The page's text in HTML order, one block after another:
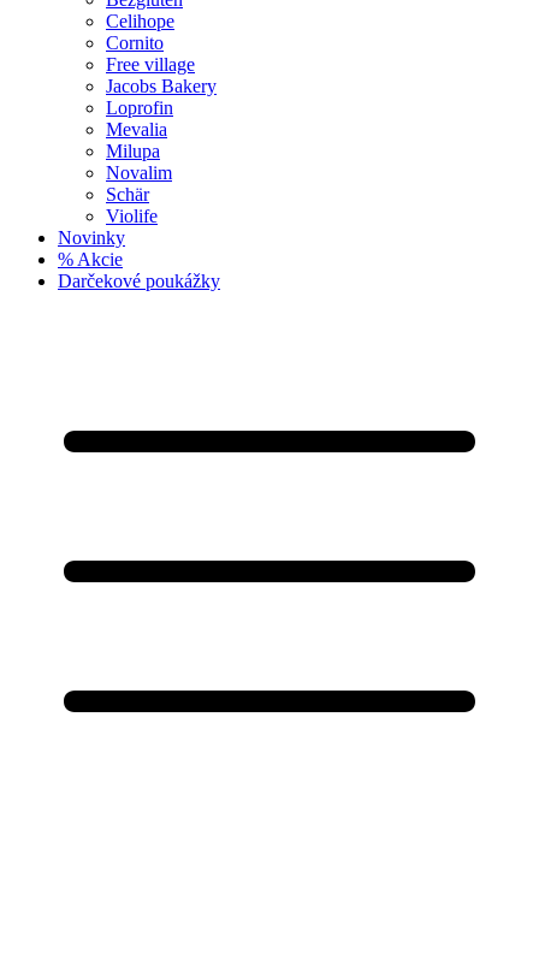
Celihope
Cornito
Free village
Jacobs Bakery
Loprofin
Mevalia
Milupa
Novalim
Schär
Violife
Novinky
% Akcie
Darčekové poukážky